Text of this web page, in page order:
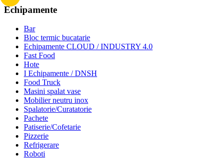
Echipamente
Bar
Bloc termic bucatarie
Echipamente CLOUD / INDUSTRY 4.0
Fast Food
Hote
I Echipamente / DNSH
Food Truck
Masini spalat vase
Mobilier neutru inox
Spalatorie/Curatatorie
Pachete
Patiserie/Cofetarie
Pizzerie
Refrigerare
Roboti